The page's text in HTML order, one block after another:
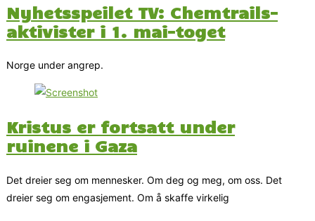
Nyhetsspeilet TV: Chemtrails-
aktivister i 1. mai-toget
Norge under angrep.
Kristus er fortsatt under
ruinene i Gaza
Det dreier seg om mennesker. Om deg og meg, om oss. Det
dreier seg om engasjement. Om å skaffe virkelig